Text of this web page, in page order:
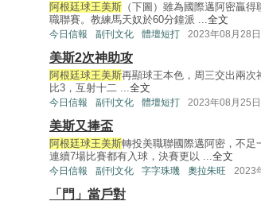
阿根廷球王美斯 （下圖）雖為國際邁阿密贏
職聯賽。教練馬天奴於60分鐘派 ...全文
今日信報 副刊文化 體壇短打 2023年08月28日
美斯2次神助攻
阿根廷球王美斯再顯球王本色，周三交出兩
比3，互射十二 ...全文
今日信報 副刊文化 體壇短打 2023年08月25日
美斯又捧盃
阿根廷球王美斯轉投美職聯國際邁阿密，不足
連續7場比賽都有入球，決賽更以 ...全文
今日信報 副刊文化 字字珠璣 奧拉朱旺 2023
「門」當戶對